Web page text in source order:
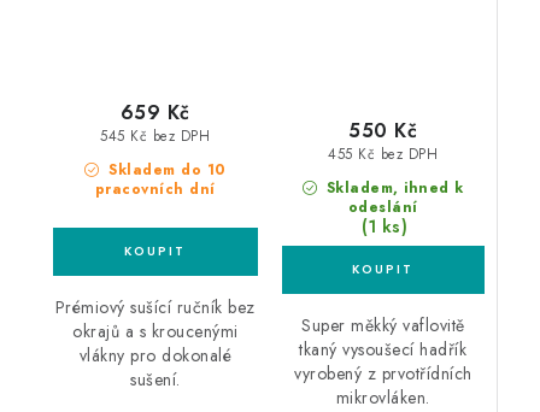
Skladem do 10
pracovních dní
545 Kč bez DPH
659 Kč
Prémiový sušící ručník bez
okrajů a s kroucenými
vlákny pro dokonalé
sušení.
Skladem, ihned k
odeslání
(1 ks)
455 Kč bez DPH
550 Kč
Super měkký vaflovitě
tkaný vysoušecí hadřík
vyrobený z prvotřídních
mikrovláken.